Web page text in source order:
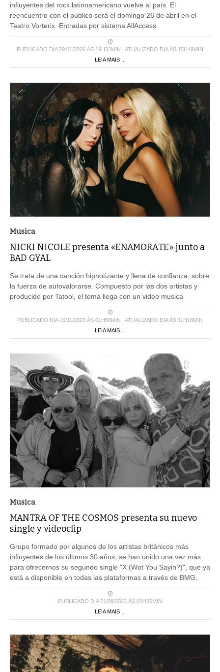
influyentes del rock latinoamericano vuelve al país. El
reencuentro con el público será el domingo 26 de abril en el
Teatro Vorterix. Entradas por sistema AllAccess
PUBLICADO DIA 29/01/2026 ÀS 19H32MIN | ATUALIZADO DIA ÀS 15H49MIN
LEIA MAIS ...
Musica
NICKI NICOLE presenta «ENAMORATE» junto a
BAD GYAL
Se trata de una canción hipnotizante y llena de confianza, sobre
la fuerza de autovalorarse. Compuesto por las dos artistas y
producido por Tatool, el tema llega con un video musica
PUBLICADO DIA 16/11/2023 ÀS 01H58MIN | ATUALIZADO DIA ÀS 11H18MIN
LEIA MAIS ...
Musica
MANTRA OF THE COSMOS presenta su nuevo
single y videoclip
Grupo formado por algunos de los artistas británicos más
influyentes de los últimos 30 años, se han unido una vez más
para ofrecernos su segundo single "X (Wot You Sayin?)", que ya
está a disponible en todas las plataformas a través de BMG.
PUBLICADO DIA 21/08/2023 ÀS 03H35MIN
LEIA MAIS ...